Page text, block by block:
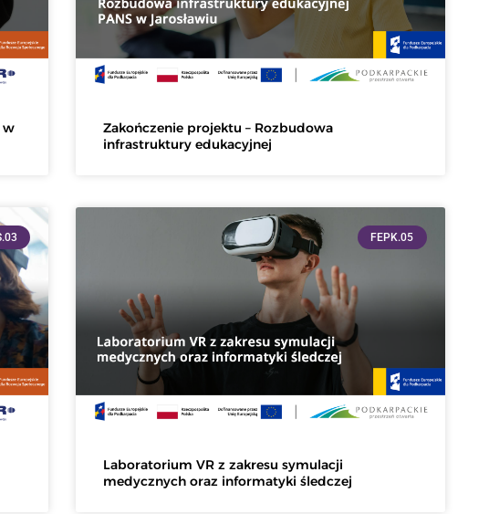
w
Zakończenie projektu – Rozbudowa
infrastruktury edukacyjnej
FEPK.05
Laboratorium VR z zakresu symulacji
medycznych oraz informatyki śledczej